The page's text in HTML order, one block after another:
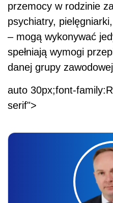
przemocy w rodzinie
psychiatry,
– mogą wykonywać
spełniają wymogi
danej grupy
auto 30px;font-
serif">